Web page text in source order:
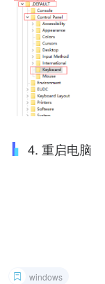
4. 重启电脑
windows